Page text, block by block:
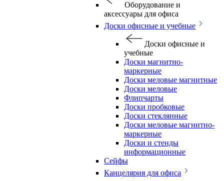
Оборудование и
аксессуары для офиса
Доски офисные и учебные
Доски офисные и
учебные
Доски магнитно-
маркерные
Доски меловые магнитные
Доски меловые
Флипчарты
Доски пробковые
Доски стеклянные
Доски меловые магнитно-
маркерные
Доски и стенды
информационные
Сейфы
Канцелярия для офиса